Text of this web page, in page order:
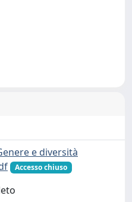
e diversità
Accesso chiuso